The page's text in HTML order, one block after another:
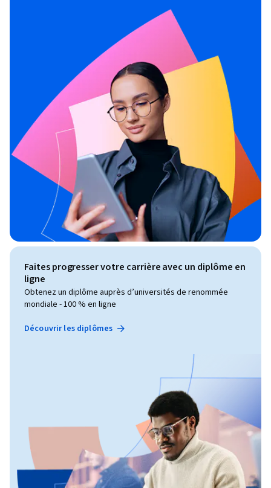
Faites progresser votre carrière avec un diplôme en
ligne
Obtenez un diplôme auprès d’universités de renommée
mondiale - 100 % en ligne
Découvrir les diplômes